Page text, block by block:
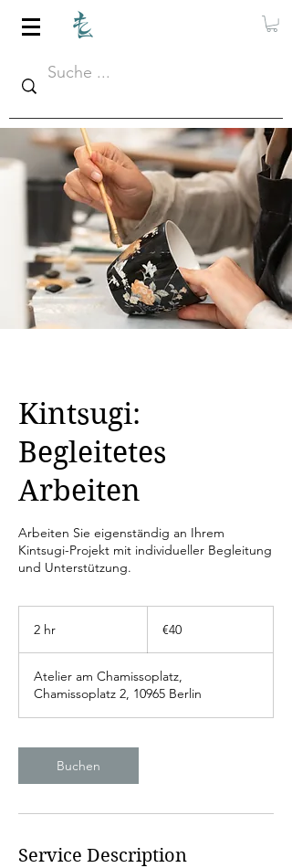
Kintsugi:
Begleitetes
Arbeiten
Arbeiten Sie eigenständig an Ihrem
Kintsugi-Projekt mit individueller Begleitung
und Unterstützung.
2 hr €40
Atelier am Chamissoplatz,
Chamissoplatz 2, 10965 Berlin
Buchen
Service Description